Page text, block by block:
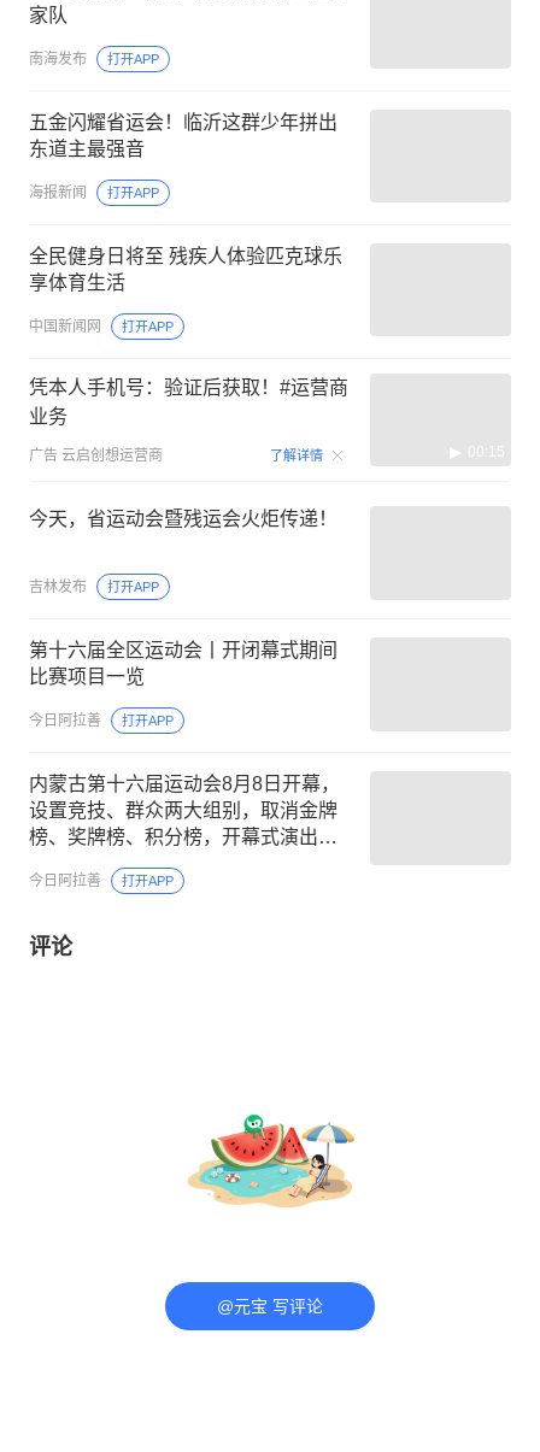
家队
南海发布 打开APP
五金闪耀省运会！临沂这群少年拼出
东道主最强音
海报新闻 打开APP
全民健身日将至 残疾人体验匹克球乐
享体育生活
中国新闻网 打开APP
凭本人手机号：验证后获取！#运营商
业务
广告 云启创想运营商 了解详情 00:15
今天，省运动会暨残运会火炬传递！
吉林发布 打开APP
第十六届全区运动会丨开闭幕式期间
比赛项目一览
今日阿拉善 打开APP
内蒙古第十六届运动会8月8日开幕，
设置竞技、群众两大组别，取消金牌
榜、奖牌榜、积分榜，开幕式演出普
通市民为舞台主角
今日阿拉善 打开APP
评论
@元宝 写评论